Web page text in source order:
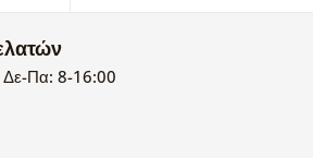
Δε-Πα: 8-16:00